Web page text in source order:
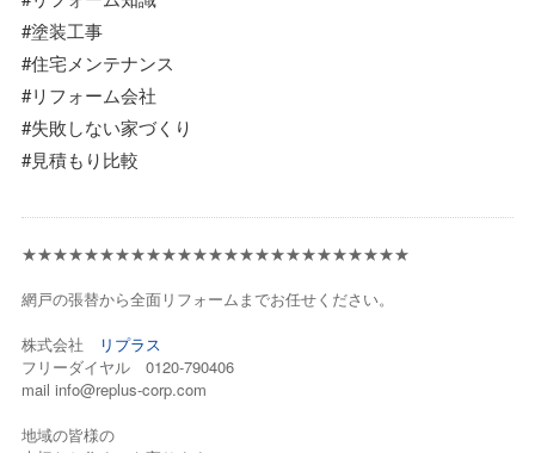
#塗装工事
#住宅メンテナンス
#リフォーム会社
#失敗しない家づくり
#見積もり比較
★★★★★★★★★★★★★★★★★★★★★★★★★
網戸の張替から全面リフォームまでお任せください。
株式会社
リプラス
フリーダイヤル 0120-790406
mail info@replus-corp.com
地域の皆様の